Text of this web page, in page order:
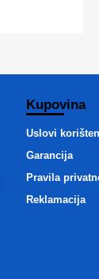
Kupovina
Uslovi
Garancija
Pravila
Reklamacija